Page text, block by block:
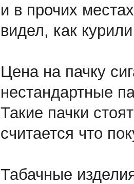
и в прочих
видел, как
Цена на пачку
нестандартные
Такие пачки
считается что
Табачные